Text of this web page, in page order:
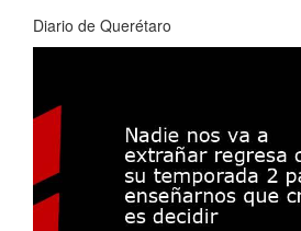
Diario de Querétaro